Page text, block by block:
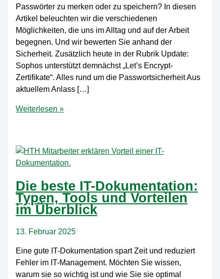
Passwörter zu merken oder zu speichern? In diesen
Artikel beleuchten wir die verschiedenen
Möglichkeiten, die uns im Alltag und auf der Arbeit
begegnen. Und wir bewerten Sie anhand der
Sicherheit. Zusätzlich heute in der Rubrik Update:
Sophos unterstützt demnächst „Let’s Encrypt-
Zertifikate“. Alles rund um die Passwortsicherheit Aus
aktuellem Anlass […]
Unsere
Passwortspeicherung:
Verschiedene
Methoden
Überblick
Weiterlesen »
Die beste IT-Dokumentation:
Typen, Tools und Vorteilen
im Überblick
13. Februar 2025
Eine gute IT-Dokumentation spart Zeit und reduziert
Fehler im IT-Management. Möchten Sie wissen,
warum sie so wichtig ist und wie Sie sie optimal